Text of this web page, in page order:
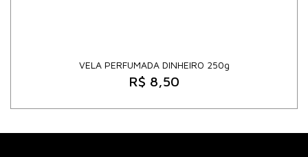
VELA PERFUMADA DINHEIRO 250g
R$ 8,50